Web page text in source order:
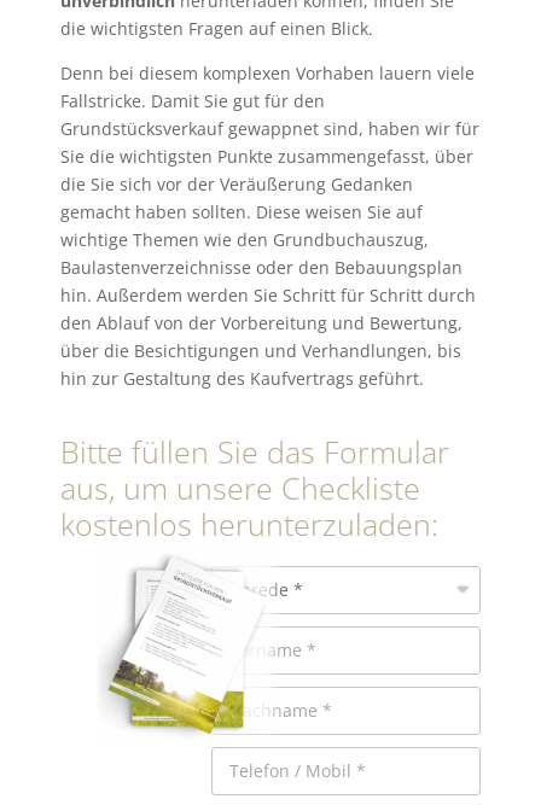
die wichtigsten Fragen auf einen Blick.
Denn bei diesem komplexen Vorhaben lauern viele
Fallstricke. Damit Sie gut für den
Grundstücksverkauf gewappnet sind, haben wir für
Sie die wichtigsten Punkte zusammengefasst, über
die Sie sich vor der Veräußerung Gedanken
gemacht haben sollten. Diese weisen Sie auf
wichtige Themen wie den Grundbuchauszug,
Baulastenverzeichnisse oder den Bebauungsplan
hin. Außerdem werden Sie Schritt für Schritt durch
den Ablauf von der Vorbereitung und Bewertung,
über die Besichtigungen und Verhandlungen, bis
hin zur Gestaltung des Kaufvertrags geführt.
Bitte füllen Sie das Formular
aus, um unsere Checkliste
kostenlos herunterzuladen: